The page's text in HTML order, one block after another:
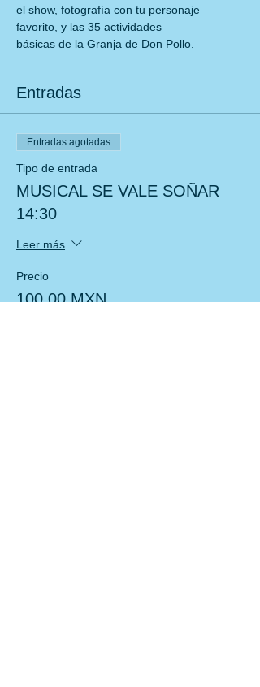
el show, fotografía con tu personaje
favorito, y las 35 actividades
básicas de la Granja de Don Pollo.
Entradas
Entradas agotadas
Tipo de entrada
MUSICAL SE VALE SOÑAR
14:30
Leer más
Precio
100,00 MXN